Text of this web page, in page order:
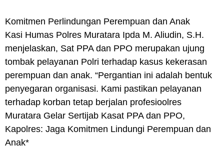
Komitmen Perlindungan Perempuan dan Anak
Kasi Humas Polres Muratara Ipda M. Aliudin, S.H.
menjelaskan, Sat PPA dan PPO merupakan ujung
tombak pelayanan Polri terhadap kasus kekerasan
perempuan dan anak. “Pergantian ini adalah bentuk
penyegaran organisasi. Kami pastikan pelayanan
terhadap korban tetap berjalan profesioolres
Muratara Gelar Sertijab Kasat PPA dan PPO,
Kapolres: Jaga Komitmen Lindungi Perempuan dan
Anak*